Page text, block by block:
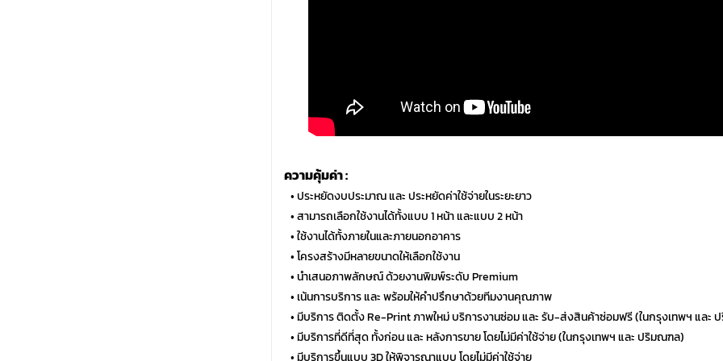
ความคุ้มค่า :
• ประหยัดงบประมาณ และ ประหยัดค่าใช้จ่ายในระยะยาว
• สามารถเลือกใช้งานได้ทั้งแบบ 1 หน้า และแบบ 2 หน้า
• ใช้งานได้ทั้งภายในและภายนอกอาคาร
• โครงสร้างมีหลายขนาดให้เลือกใช้งาน
• นำเสนอภาพลักษณ์ ด้วยงานพิมพ์ระดับ Premium
• เน้นการบริการ และ พร้อมให้คำปรึกษาด้วยทีมงานคุณภาพ
• มีบริการ ติดตั้ง Re-Print ภาพใหม่ บริการงานซ่อม และ รับ-ส่งสินค้าซ่อมฟรี (ในกรุงเทพฯ และ
• มีบริการที่ดีที่สุด ทั้งก่อน และ หลังการขาย โดยไม่มีค่าใช้จ่าย (ในกรุงเทพฯ และ ปริมณฑล)
• มีบริการขึ้นแบบ 3D ให้พิจารณาแบบ โดยไม่มีค่าใช้จ่าย